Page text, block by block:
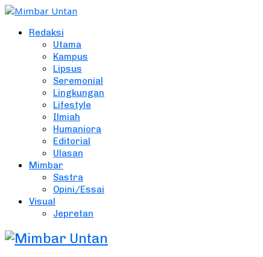
Redaksi
Utama
Kampus
Lipsus
Seremonial
Lingkungan
Lifestyle
Ilmiah
Humaniora
Editorial
Ulasan
Mimbar
Sastra
Opini/Essai
Visual
Jepretan